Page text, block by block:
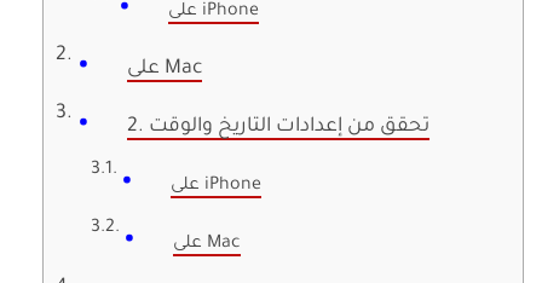
على iPhone
على Mac
2. تحقق من إعدادات التاريخ والوقت
على iPhone
على Mac